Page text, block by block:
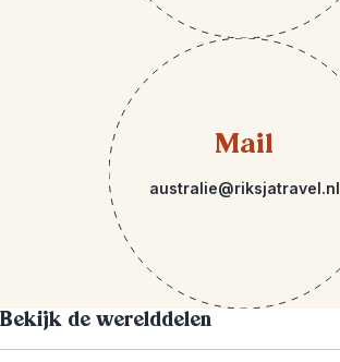
Mail
australie@riksjatravel.nl
Bekijk de werelddelen